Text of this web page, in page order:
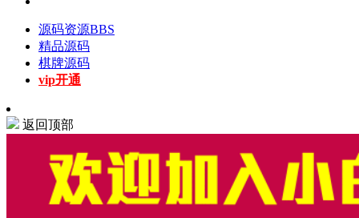
源码资源BBS
精品源码
棋牌源码
vip开通
返回顶部